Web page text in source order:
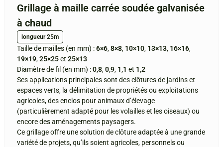
Grillage à maille carrée soudée galvanisée
à chaud
longueur 25m
Taille de mailles (en mm) :6×6,8×8, 10×10, 13×13, 16×16,
19×19,25×25et 25×13
Diamètre de fil (en mm) :0,8,0,9, 1,1 et 1,2
Ses applications principales sont des clôtures de jardins et
espaces verts, la délimitation de propriétés ou exploitations
agricoles, des enclos pour animaux d’élevage
(particulièrement adapté pour les volailles et les oiseaux) ou
encore des aménagements paysagers.
Ce grillage offre une solution de clôture adaptée à une grande
variété de projets, qu’ils soient agricoles, personnels ou